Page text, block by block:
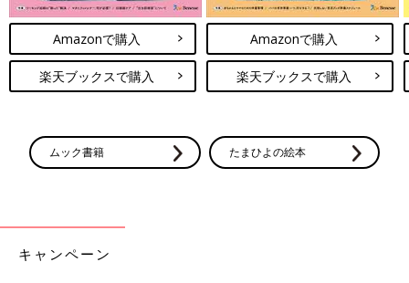
Amazonで購入
楽天ブックスで購入
Amazonで購入
楽天ブックスで購入
ムック書籍 たまひよの絵本
キャンペーン